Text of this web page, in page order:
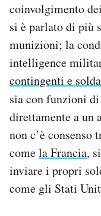
coinvolgimento
si è parlato di più
munizioni; la
intelligence
contingenti e
sia con funzioni di
direttamente a un
non c’è
comela Francia,
inviare i propri
come gli Stati